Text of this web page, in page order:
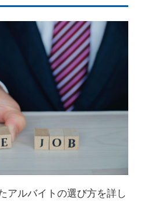
アルバイトの選び方を詳し